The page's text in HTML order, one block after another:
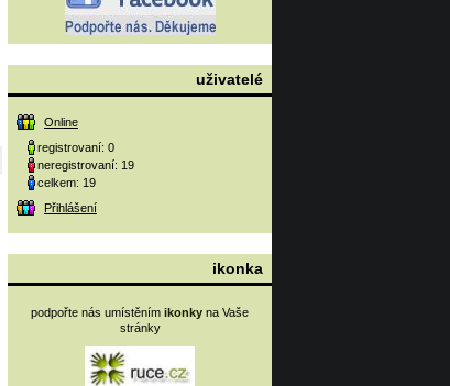
uživatelé
Online
registrovaní: 0
neregistrovaní: 19
celkem: 19
Přihlášení
ikonka
podpořte nás umístěním ikonky na Vaše
stránky